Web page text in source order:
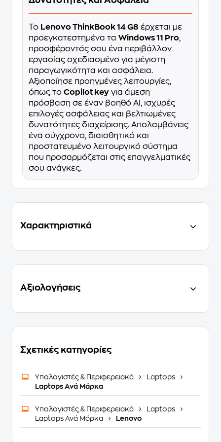
Το Lenovo ThinkBook 14 G8 έρχεται με
προεγκατεστημένα τα Windows 11 Pro,
προσφέροντάς σου ένα περιβάλλον
εργασίας σχεδιασμένο για μέγιστη
παραγωγικότητα και ασφάλεια.
Αξιοποίησε προηγμένες λειτουργίες,
όπως το Copilot key για άμεση
πρόσβαση σε έναν βοηθό AI, ισχυρές
επιλογές ασφάλειας και βελτιωμένες
δυνατότητες διαχείρισης. Απολαμβάνεις
ένα σύγχρονο, διαισθητικό και
προστατευμένο λειτουργικό σύστημα
που προσαρμόζεται στις επαγγελματικές
σου ανάγκες.
Χαρακτηριστικά
Αξιολογήσεις
Σχετικές κατηγορίες
Υπολογιστές & Περιφερειακά
Laptops
Laptops Ανά Μάρκα
Υπολογιστές & Περιφερειακά
Laptops
Laptops Ανά Μάρκα
Lenovo